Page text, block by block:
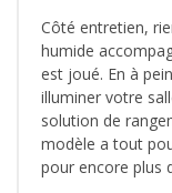
Côté entretien,
humide
est joué. En à
illuminer votre
solution de
modèle a tout
pour encore plus